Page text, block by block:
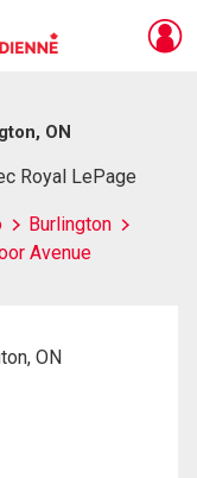
ON
Royal LePage
Burlington
Avenue